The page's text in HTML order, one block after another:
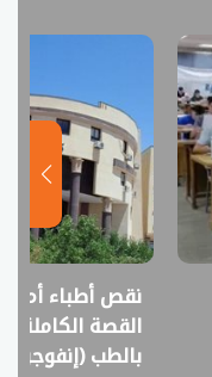
نقص أطباء أم
القصة الكاملة
بالطب